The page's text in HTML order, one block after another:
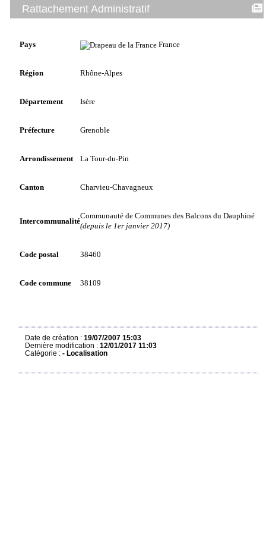
Rattachement Administratif
Pays France
Région Rhône-Alpes
Département Isère
Préfecture Grenoble
Arrondissement La Tour-du-Pin
Canton Charvieu-Chavagneux
Intercommunalité
Communauté de Communes des Balcons du Dauphiné
(depuis le 1er janvier 2017)
Code postal 38460
Code commune 38109
Date de création : 19/07/2007 15:03
Dernière modification : 12/01/2017 11:03
Catégorie : - Localisation